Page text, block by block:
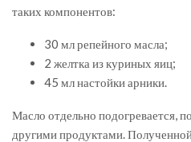
таких компонентов:
30 мл репейного масла;
2 желтка из куриных яиц;
45 мл настойки арники.
Масло отдельно подогревается,
другими продуктами.